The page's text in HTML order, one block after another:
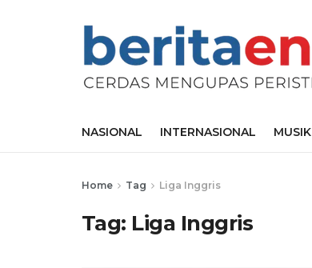
NASIONAL INTERNASIONAL MUSIK
Home Tag Liga Inggris
Tag: Liga Inggris